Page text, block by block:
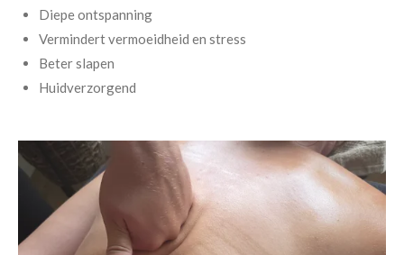
Diepe ontspanning
Vermindert vermoeidheid en stress
Beter slapen
Huidverzorgend